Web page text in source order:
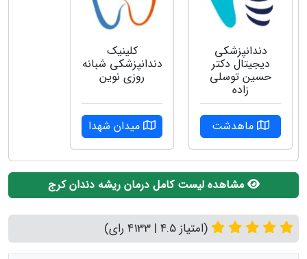
دندانپزشکی
دیجیتال دکتر
حسین توسلی
زاده
ماهدشت
کلینیک
دندانپزشکی شبانه
روزی نوین
میدان شهدا
مشاهده لیست کامل درمان ریشه دندان کرج
(امتیاز 4.5 | 4133 رای)